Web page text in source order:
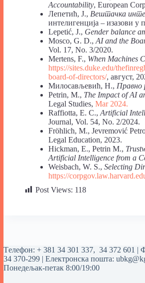
Accountability, European
Лепетић, J., Вештачка
интелигенција – изазови у
Lepetić, J., Gender balance
Mosco, G. D., AI and the
Vol. 17, No. 3/2020.
Mertens, F., When Machines
https://sites.duke.edu/
board-of-directors/, август,
Милосављевић, Н., Правно
Petrin, M., The Impact of AI
Legal Studies, Mar 2024.
Raffiotta, E. C., Artificial
Journal, Vol. 54, No. 2/2024.
Fröhlich, M., Jevremović
Legal Education, 2023.
Hickman, E., Petrin M.,
Artificial Intelligence from a
Weisbach, W. S., Selecting
https://
Post Views: 118
Tелефон: + 381 34 301 337, 34 372 601 |
34 370-299 | Електронска пошта:
Понедељак-петак 8:00/19:00